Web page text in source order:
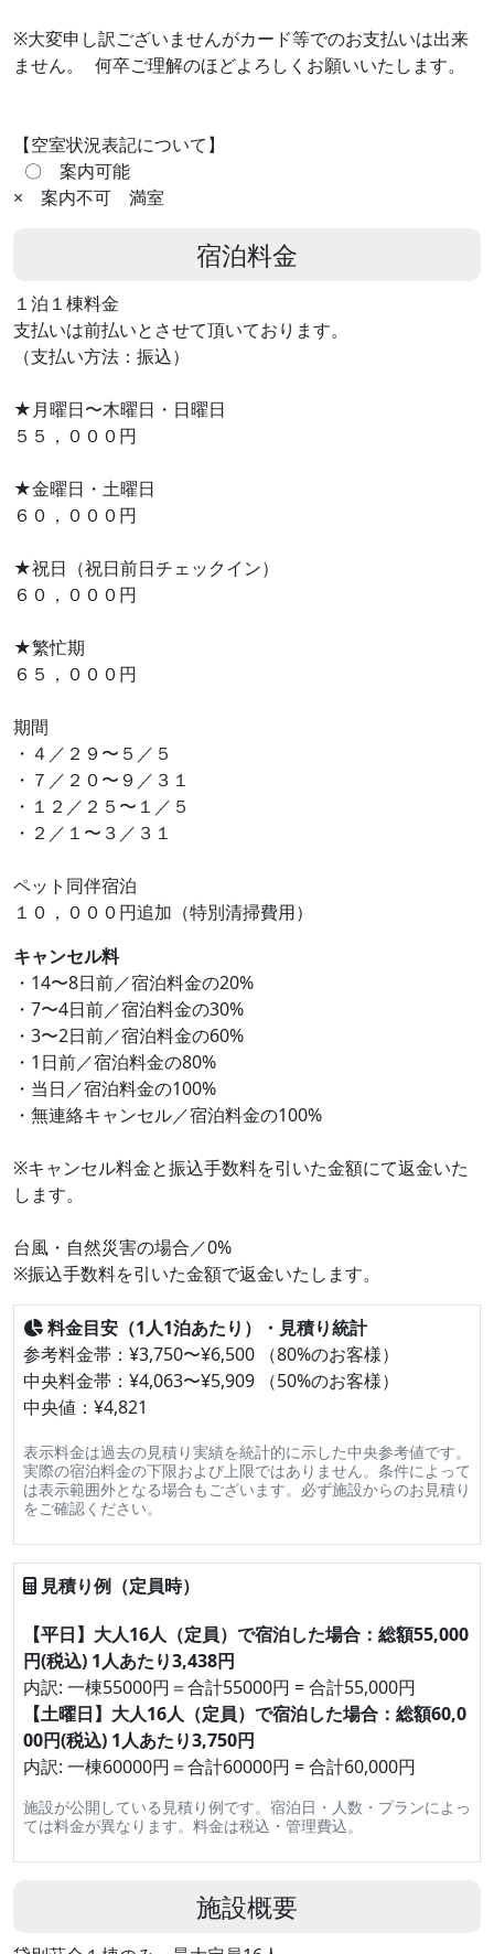
※大変申し訳ございませんがカード等でのお支払いは出来
ません。 何卒ご理解のほどよろしくお願いいたします。
【空室状況表記について】
〇 案内可能
× 案内不可 満室
宿泊料金
１泊１棟料金
支払いは前払いとさせて頂いております。
（支払い方法：振込）
★月曜日〜木曜日・日曜日
５５，０００円
★金曜日・土曜日
６０，０００円
★祝日（祝日前日チェックイン）
６０，０００円
★繁忙期
６５，０００円
期間
・４／２９〜５／５
・７／２０〜９／３１
・１２／２５〜１／５
・２／１〜３／３１
ペット同伴宿泊
１０，０００円追加（特別清掃費用）
キャンセル料
・14〜8日前／宿泊料金の20%
・7〜4日前／宿泊料金の30%
・3〜2日前／宿泊料金の60%
・1日前／宿泊料金の80%
・当日／宿泊料金の100%
・無連絡キャンセル／宿泊料金の100%
※キャンセル料金と振込手数料を引いた金額にて返金いた
します。
台風・自然災害の場合／0%
※振込手数料を引いた金額で返金いたします。
料金目安（1人1泊あたり）・見積り統計
参考料金帯：¥3,750〜¥6,500 （80%のお客様）
中央料金帯：¥4,063〜¥5,909 （50%のお客様）
中央値：¥4,821
表示料金は過去の見積り実績を統計的に示した中央参考値です。
実際の宿泊料金の下限および上限ではありません。条件によって
は表示範囲外となる場合もございます。必ず施設からのお見積り
をご確認ください。
見積り例（定員時）
【平日】大人16人（定員）で宿泊した場合：総額55,000
円(税込) 1人あたり3,438円
内訳: 一棟55000円＝合計55000円 = 合計55,000円
【土曜日】大人16人（定員）で宿泊した場合：総額60,0
00円(税込) 1人あたり3,750円
内訳: 一棟60000円＝合計60000円 = 合計60,000円
施設が公開している見積り例です。宿泊日・人数・プランによっ
ては料金が異なります。料金は税込・管理費込。
施設概要